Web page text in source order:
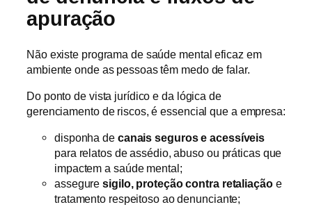
apuração
Não existe programa de saúde mental eficaz em
ambiente onde as pessoas têm medo de falar.
Do ponto de vista jurídico e da lógica de
gerenciamento de riscos, é essencial que a empresa:
disponha de canais seguros e acessíveis
para relatos de assédio, abuso ou práticas que
impactem a saúde mental;
asseguresigilo, proteção contra retaliaçãoe
tratamento respeitoso ao denunciante;